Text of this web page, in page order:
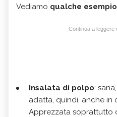
Vediamo qualche
Continua a leggere
Insalata di polpo:
adatta, quindi, anche in
Apprezzata soprattutto